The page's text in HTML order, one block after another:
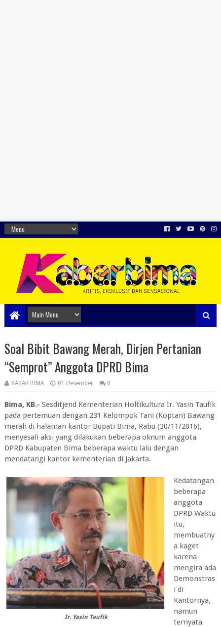
Soal Bibit Bawang Merah, Dirjen Pertanian
“Semprot” Anggota DPRD Bima
KABAR BIMA 01 Desember 0
Bima, KB.- Sesditjend Kementerian Holtikultura Ir. Yasin Taufik
pada pertemuan dengan 231 Kelompok Tani (Koptan) Bawang
merah di halaman kantor Bupati Bima, Rabu (30/11/2016),
menyesali aksi yang dilakukan beberapa oknum anggota
DPRD Kabupaten Bima beberapa waktu lalu dengan
mendatangi kantor kementerian di Jakarta.
Ir. Yasin Taufik
Kedatangan
beberapa
anggota
DPRD Waktu
itu,
membuatny
a kaget
karena
mengira ada
Demonstras
i di
Kantornya,
namun
ternyata